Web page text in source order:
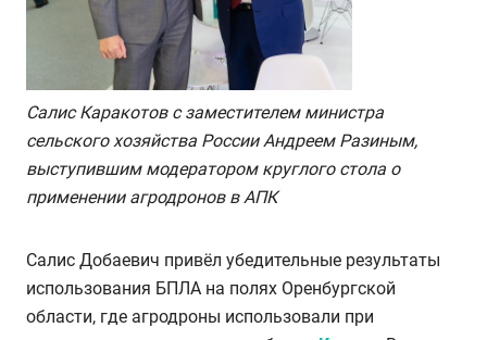
Салис Каракотов с заместителем министра
сельского хозяйства России Андреем Разиным,
выступившим модератором круглого стола о
применении агродронов в АПК
Салис Добаевич привёл убедительные результаты
использования БПЛА на полях Оренбургской
области, где агродроны использовали при